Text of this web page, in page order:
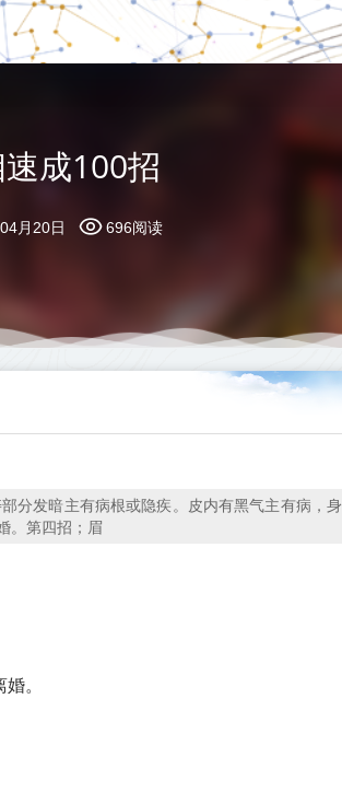
成100招
月20日 696阅读
分发暗主有病根或隐疾。皮内有黑气主有病，身
。第四招；眉
。